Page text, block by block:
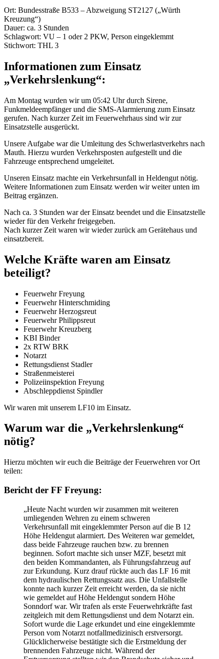
Ort: Bundesstraße B533 – Abzweigung ST2127 („Würth
Kreuzung“)
Dauer: ca. 3 Stunden
Schlagwort: VU – 1 oder 2 PKW, Person eingeklemmt
Stichwort: THL 3
Informationen zum Einsatz
„Verkehrslenkung“:
Am Montag wurden wir um 05:42 Uhr durch Sirene,
Funkmeldeempfänger und die SMS-Alarmierung zum Einsatz
gerufen. Nach kurzer Zeit im Feuerwehrhaus sind wir zur
Einsatzstelle ausgerückt.
Unsere Aufgabe war die Umleitung des Schwerlastverkehrs nach
Mauth. Hierzu wurden Verkehrsposten aufgestellt und die
Fahrzeuge entsprechend umgeleitet.
Unseren Einsatz machte ein Verkehrsunfall in Heldengut nötig.
Weitere Informationen zum Einsatz werden wir weiter unten im
Beitrag ergänzen.
Nach ca. 3 Stunden war der Einsatz beendet und die Einsatzstelle
wieder für den Verkehr freigegeben.
Nach kurzer Zeit waren wir wieder zurück am Gerätehaus und
einsatzbereit.
Welche Kräfte waren am Einsatz
beteiligt?
Feuerwehr Freyung
Feuerwehr Hinterschmiding
Feuerwehr Herzogsreut
Feuerwehr Philippsreut
Feuerwehr Kreuzberg
KBI Binder
2x RTW BRK
Notarzt
Rettungsdienst Stadler
Straßenmeisterei
Polizeiinspektion Freyung
Abschleppdienst Spindler
Wir waren mit unserem LF10 im Einsatz.
Warum war die „Verkehrslenkung“
nötig?
Hierzu möchten wir euch die Beiträge der Feuerwehren vor Ort
teilen:
Bericht der FF Freyung:
„Heute Nacht wurden wir zusammen mit weiteren
umliegenden Wehren zu einem schweren
Verkehrsunfall mit eingeklemmter Person auf die B 12
Höhe Heldengut alarmiert. Des Weiteren war gemeldet,
dass beide Fahrzeuge rauchen bzw. zu brennen
beginnen. Sofort machte sich unser MZF, besetzt mit
den beiden Kommandanten, als Führungsfahrzeug auf
zur Erkundung. Kurz drauf rückte auch das LF 16 mit
dem hydraulischen Rettungssatz aus. Die Unfallstelle
konnte nach kurzer Zeit erreicht werden, da sie nicht
wie gemeldet auf Höhe Heldengut sondern Höhe
Sonndorf war. Wir trafen als erste Feuerwehrkräfte fast
zeitgleich mit dem Rettungsdienst und dem Notarzt ein.
Sofort wurde die Lage erkundet und eine eingeklemmte
Person vom Notarzt notfallmedizinisch erstversorgt.
Glücklicherweise bestätigte sich die Erstmeldung der
brennenden Fahrzeuge nicht. Während der